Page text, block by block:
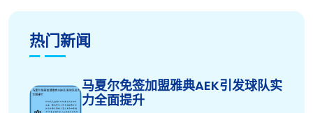
热门新闻
马夏尔免签加盟雅典AEK引发球队实
力全面提升